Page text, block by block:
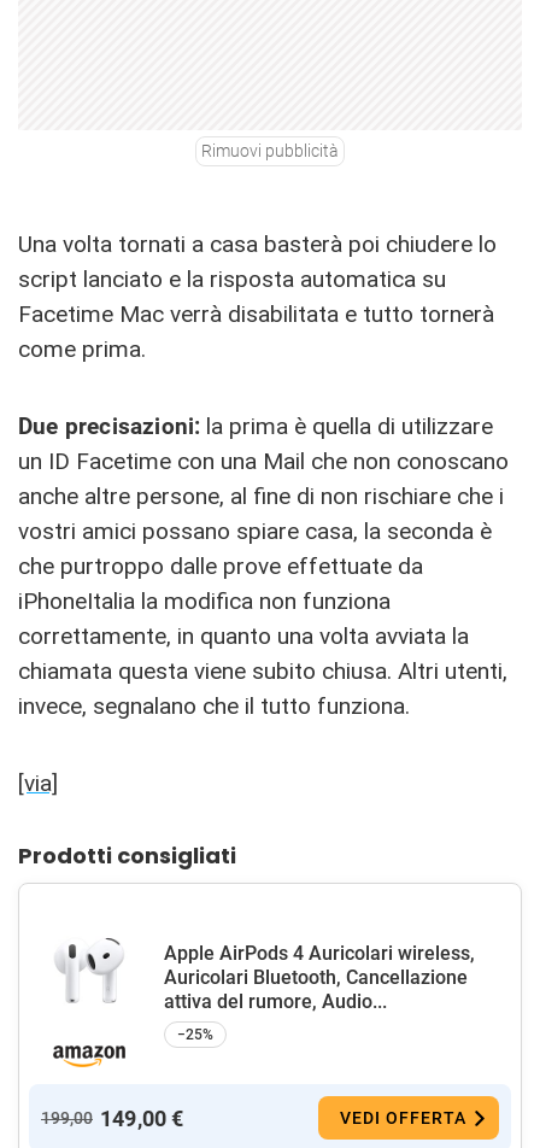
Rimuovi pubblicità
Una volta tornati a casa basterà poi chiudere lo
script lanciato e la risposta automatica su
Facetime Mac verrà disabilitata e tutto tornerà
come prima.
Due precisazioni: la prima è quella di utilizzare
un ID Facetime con una Mail che non conoscano
anche altre persone, al fine di non rischiare che i
vostri amici possano spiare casa, la seconda è
che purtroppo dalle prove effettuate da
iPhoneItalia la modifica non funziona
correttamente, in quanto una volta avviata la
chiamata questa viene subito chiusa. Altri utenti,
invece, segnalano che il tutto funziona.
[via]
Prodotti consigliati
Apple AirPods 4 Auricolari wireless,
Auricolari Bluetooth, Cancellazione
attiva del rumore, Audio...
−25%
199,00 149,00 € VEDI OFFERTA